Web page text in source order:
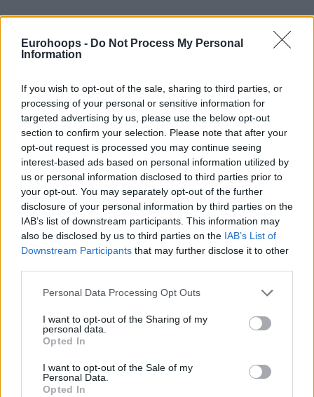
Eurohoops - Do Not Process My Personal
Information
If you wish to opt-out of the sale, sharing to third parties, or
processing of your personal or sensitive information for
targeted advertising by us, please use the below opt-out
section to confirm your selection. Please note that after your
opt-out request is processed you may continue seeing
interest-based ads based on personal information utilized by
us or personal information disclosed to third parties prior to
your opt-out. You may separately opt-out of the further
disclosure of your personal information by third parties on the
IAB’s list of downstream participants. This information may
also be disclosed by us to third parties on the IAB’s List of
Downstream Participants that may further disclose it to other
Please note that this website/app uses one or more Google
not limited to your visit or usage behaviour. You may click to
grant or deny consent to Google and its third-party tags to
use your data for below specified purposes in below Google
consent section.
Personal Data Processing Opt Outs
I want to opt-out of the Sharing of my
personal data.
Opted In
I want to opt-out of the Sale of my
Personal Data.
Opted In
, ο Τζόρνταν Λόιντ σημείωσε 15 πόντους.
Τα νέα από το Κάουνας
Παναθηναϊκόςδεν πτοήθηκε από τα νέα από το
Κάουνας και τη νίκη της
Μπορεί να χρειάστηκε σχεδόν 19 λεπτά στην αναμέτρηση